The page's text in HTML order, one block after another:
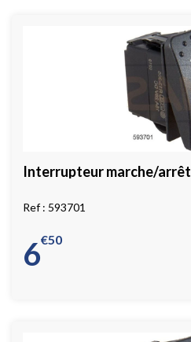
Interrupteur marche/arrêt
593701
6 50
€